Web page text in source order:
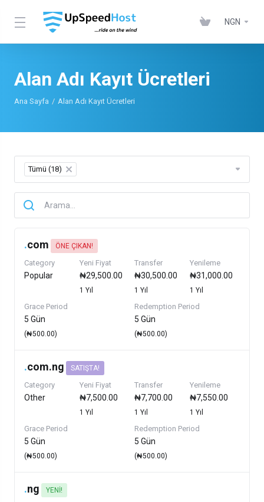
NGN
Alan Adı Kayıt Ücretleri
Ana Sayfa Alan Adı Kayıt Ücretleri
Tümü (18) ×
.com ÖNE ÇIKAN!
Category
Popular
Yeni Fiyat
₦29,500.00
1 Yıl
Transfer
₦30,500.00
1 Yıl
Yenileme
₦31,000.00
1 Yıl
Grace Period
5 Gün
(₦500.00)
Redemption Period
5 Gün
(₦500.00)
.com.ng SATIŞTA!
Category
Other
Yeni Fiyat
₦7,500.00
1 Yıl
Transfer
₦7,700.00
1 Yıl
Yenileme
₦7,550.00
1 Yıl
Grace Period
5 Gün
(₦500.00)
Redemption Period
5 Gün
(₦500.00)
.ng YENI!